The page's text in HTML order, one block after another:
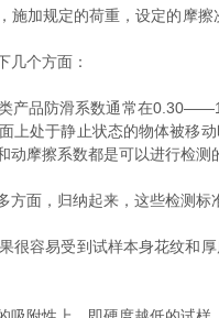
施加规定的荷重，设定的摩
几个方面：
产品防滑系数通常在
上处于静止状态的物体被移
摩擦系数都是可以进行检测
面，归纳起来，这些检测标
很容易受到试样本身花纹